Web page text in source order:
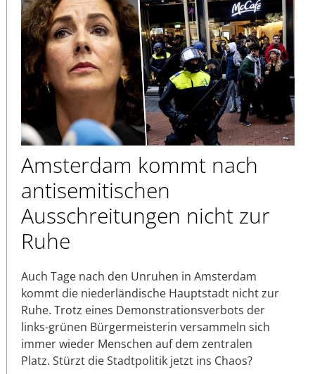
Amsterdam kommt nach
antisemitischen
Ausschreitungen nicht zur
Ruhe
Auch Tage nach den Unruhen in Amsterdam
kommt die niederländische Hauptstadt nicht zur
Ruhe. Trotz eines Demonstrationsverbots der
links-grünen Bürgermeisterin versammeln sich
immer wieder Menschen auf dem zentralen
Platz. Stürzt die Stadtpolitik jetzt ins Chaos?